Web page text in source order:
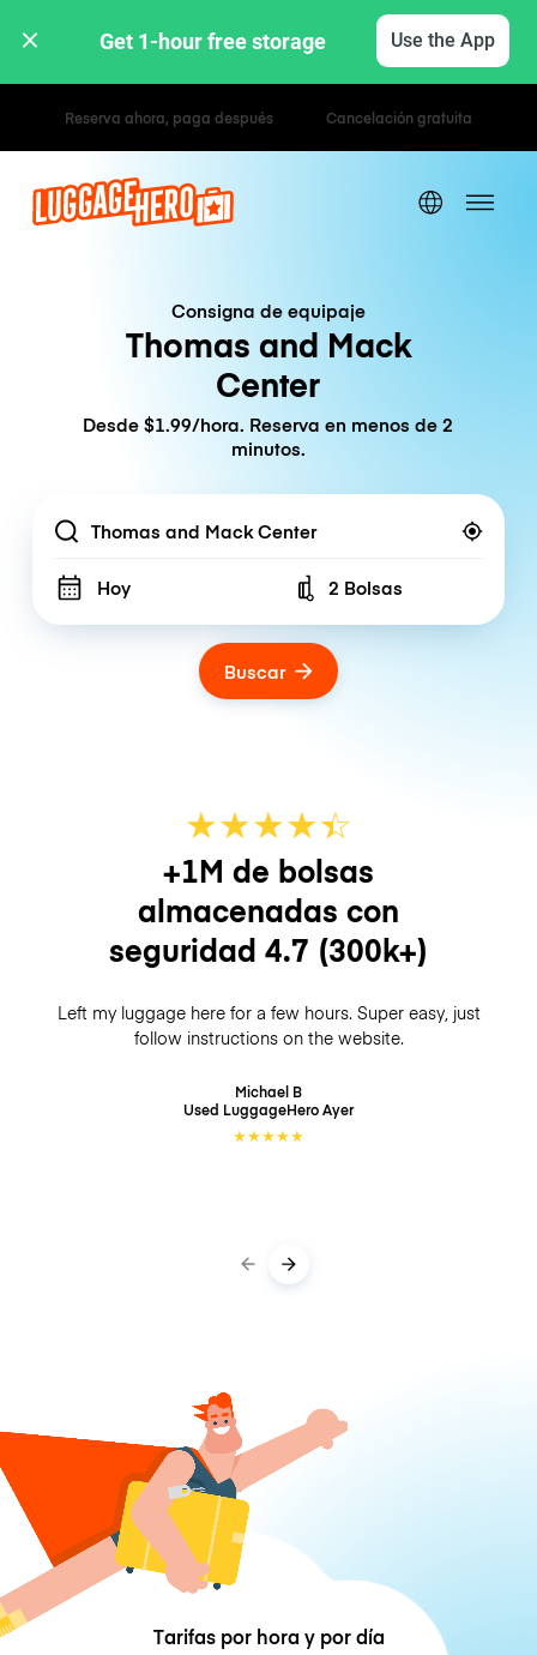
Get 1-hour free storage Use the App
Tarifas por hora / día
Consigna de equipaje
Thomas and Mack
Center
Desde $1.99/hora. Reserva en menos de 2
minutos.
Location
Hoy Number of bags
2 Bolsas
Buscar
★★★★☆
★
+1M de bolsas
almacenadas con
seguridad 4.7 (300k+)
Left my luggage here for a few hours. Super easy, just
follow instructions on the website.
Michael B
Used LuggageHeroAyer
★★★★★
Tarifas por hora y por día